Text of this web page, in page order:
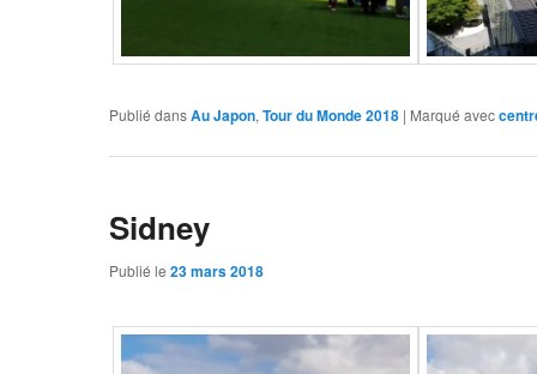
Publié dansAu Japon,Tour du Monde 2018 | Marqué avec
Sidney
Publié le23 mars 2018